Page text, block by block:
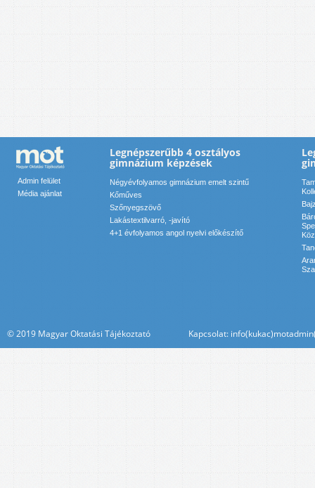
Admin felület
Média ajánlat
Legnépszerűbb 4 osztályos
gimnázium képzések
Négyévfolyamos gimnázium emelt szintű
Kőműves
Szőnyegszövő
Lakástextilvarró, -javító
4+1 évfolyamos angol nyelvi előkészítő
© 2019 Magyar Oktatási Tájékoztató Kapcsolat: